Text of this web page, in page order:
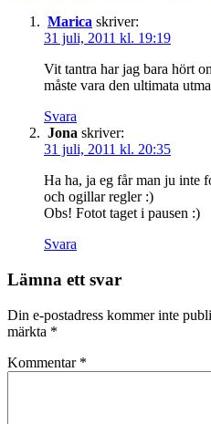
Marica skriver:
31 juli, 2011 kl. 19:19
Vit tantra har jag bara hört
måste vara den ultimata
Svara
Jona skriver:
31 juli, 2011 kl. 20:35
Ha ha, ja eg får man ju inte
och ogillar regler :)
Obs! Fotot taget i pausen :)
Svara
Lämna ett svar
Din e-postadress kommer inte
märkta *
Kommentar *